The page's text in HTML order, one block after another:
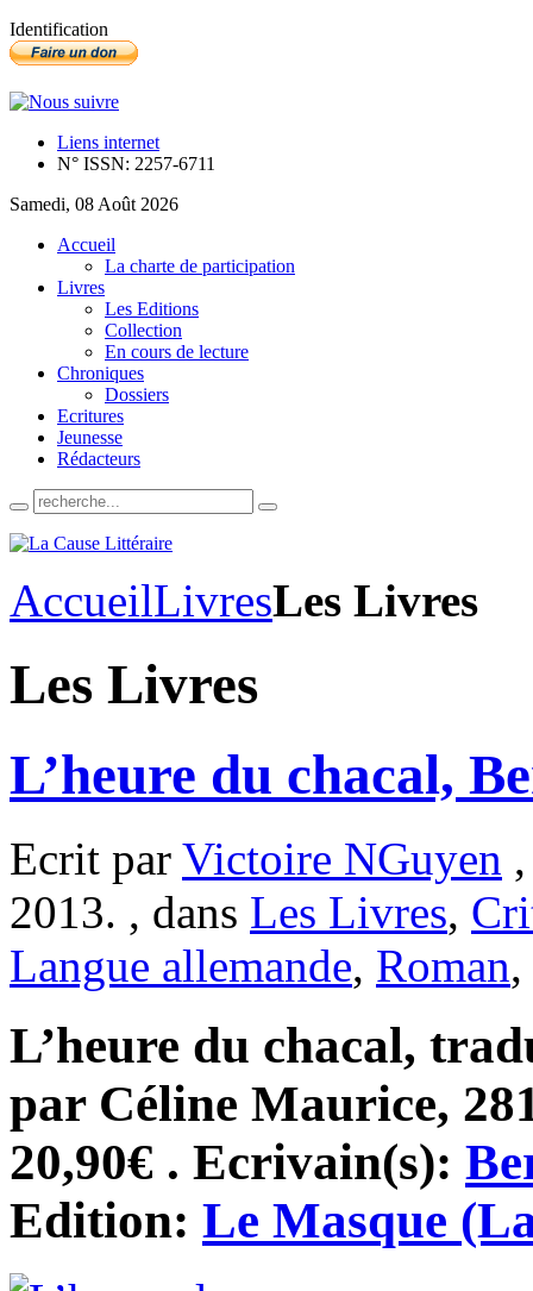
Identification
Liens internet
N° ISSN: 2257-6711
Samedi, 08 Août 2026
Accueil
La charte de participation
Livres
Les Editions
Collection
En cours de lecture
Chroniques
Dossiers
Ecritures
Jeunesse
Rédacteurs
AccueilLivresLes Livres
Les Livres
L’heure du chacal,
Ecrit par Victoire NGuyen
2013. , dans Les Livres,
Langue allemande, Roman,
L’heure du chacal,
par Céline Maurice,
20,90€ . Ecrivain(s):
Edition: Le Masque